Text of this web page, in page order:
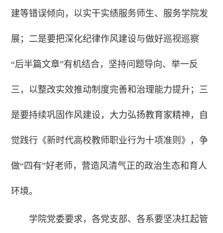
建等错误倾向，以实干实绩服务师生、服务学院发
展；二是要把深化纪律作风建设与做好巡视巡察
“后半篇文章”有机结合，坚持问题导向、举一反
三，以整改实效推动制度完善和治理能力提升；三
是要持续巩固作风建设，大力弘扬教育家精神，自
觉践行《新时代高校教师职业行为十项准则》，争
做“四有”好老师，营造风清气正的政治生态和育人
环境。
学院党委要求，各党支部、各系要坚决扛起管